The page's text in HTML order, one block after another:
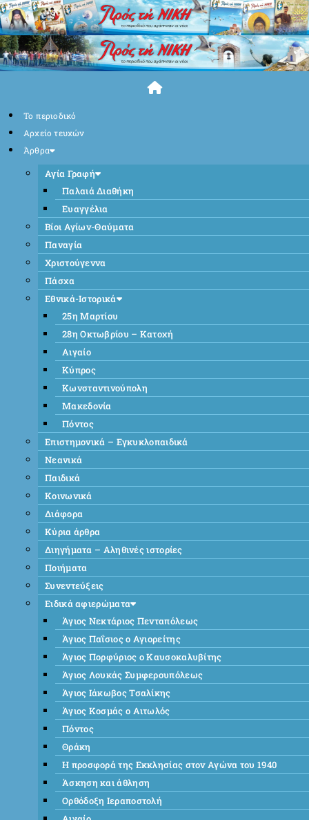
Skip
to
content
Το περιοδικό
Αρχείο τευχών
Άρθρα
Αγία Γραφή
Παλαιά Διαθήκη
Ευαγγέλια
Βίοι Αγίων-Θαύματα
Παναγία
Χριστούγεννα
Πάσχα
Εθνικά-Ιστορικά
25η Μαρτίου
28η Οκτωβρίου – Κατοχή
Αιγαίο
Κύπρος
Κωνσταντινούπολη
Μακεδονία
Πόντος
Επιστημονικά – Εγκυκλοπαιδικά
Νεανικά
Παιδικά
Κοινωνικά
Διάφορα
Κύρια άρθρα
Διηγήματα – Αληθινές ιστορίες
Ποιήματα
Συνεντεύξεις
Ειδικά αφιερώματα
Άγιος Νεκτάριος Πενταπόλεως
Άγιος Παΐσιος ο Αγιορείτης
Άγιος Πορφύριος ο Καυσοκαλυβίτης
Άγιος Λουκάς Συμφερουπόλεως
Άγιος Ιάκωβος Τσαλίκης
Άγιος Κοσμάς ο Αιτωλός
Πόντος
Θράκη
Η προσφορά της Εκκλησίας στον Αγώνα του 1940
Άσκηση και άθληση
Ορθόδοξη Ιεραποστολή